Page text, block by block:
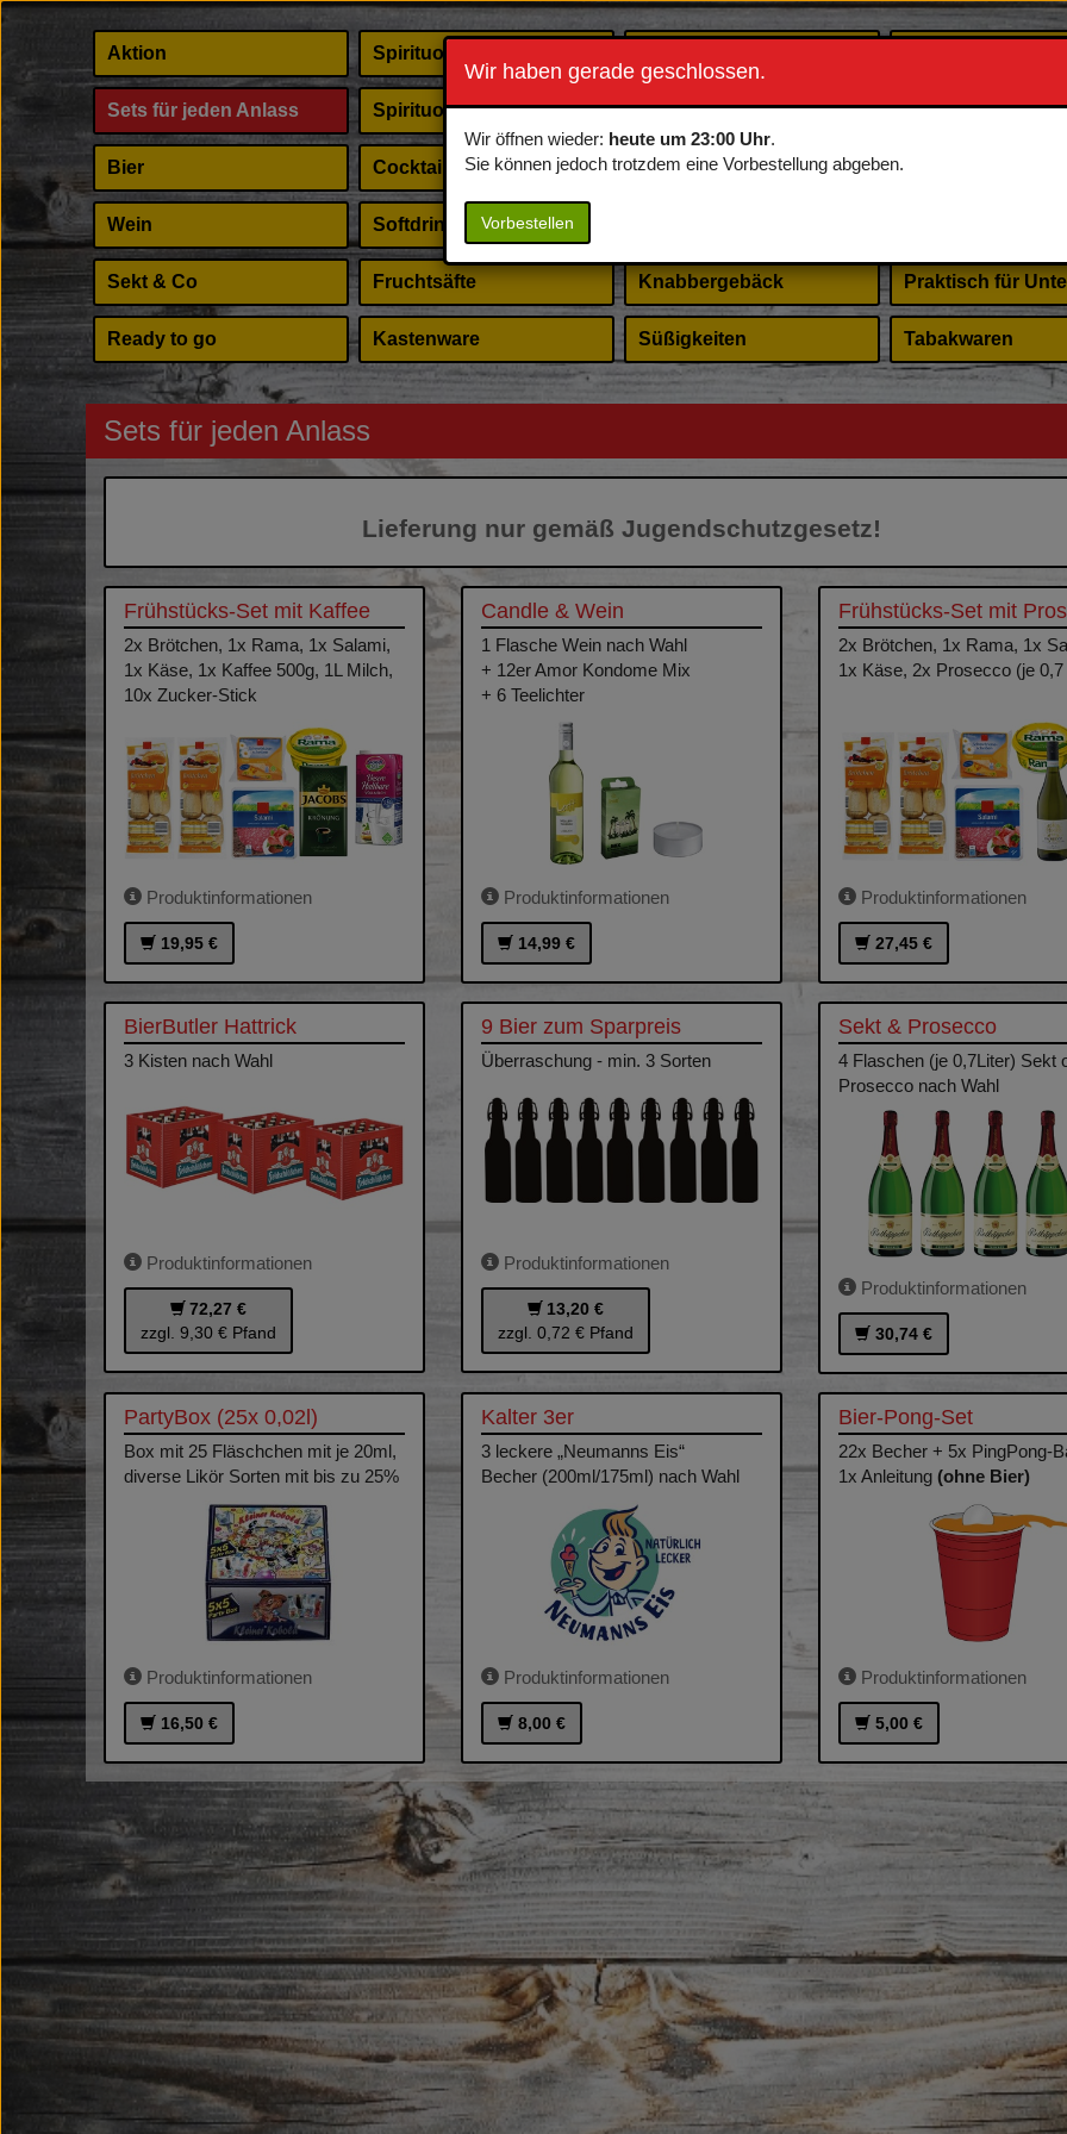
Wir haben gerade geschlossen.
Wir öffnen wieder: heute um 23:00 Uhr.
Sie können jedoch trotzdem eine Vorbestellung abgeben.
Vorbestellen
Aktion
Sets für jeden Anlass
Bier
Wein
Sekt & Co
Ready to go
Spirituosen
Spirituosen Shots
Cocktail Zubehör
Softdrinks
Fruchtsäfte
Kastenware
Neumanns Eis
Speisen
Knabbergebäck
Süßigkeiten
Erotisches für
Praktisch für
Tabakwaren
Sets für jeden Anlass
Lieferung nur gemäß Jugendschutzgesetz!
Frühstücks-Set mit Kaffee
2x Brötchen, 1x Rama, 1x Salami,
1x Käse, 1x Kaffee 500g, 1L Milch,
10x Zucker-Stick
Produktinformationen
19,95 €
Candle & Wein
1 Flasche Wein nach Wahl
+ 12er Amor Kondome Mix
+ 6 Teelichter
Produktinformationen
14,99 €
Frühstücks-Set mit
2x Brötchen, 1x Rama, 1x
1x Käse, 2x Prosecco (je 0,7
Produktinformationen
27,45 €
BierButler Hattrick
3 Kisten nach Wahl
Produktinformationen
72,27 €
zzgl. 9,30 € Pfand
9 Bier zum Sparpreis
Überraschung - min. 3 Sorten
Produktinformationen
13,20 €
zzgl. 0,72 € Pfand
Sekt & Prosecco
4 Flaschen (je 0,7Liter) Sekt
Prosecco nach Wahl
Produktinformationen
30,74 €
PartyBox (25x 0,02l)
Box mit 25 Fläschchen mit je 20ml,
diverse Likör Sorten mit bis zu 25%
Produktinformationen
16,50 €
Kalter 3er
3 leckere „Neumanns Eis“
Becher (200ml/175ml) nach Wahl
Produktinformationen
8,00 €
Bier-Pong-Set
22x Becher + 5x PingPong-
1x Anleitung (ohne Bier)
Produktinformationen
5,00 €